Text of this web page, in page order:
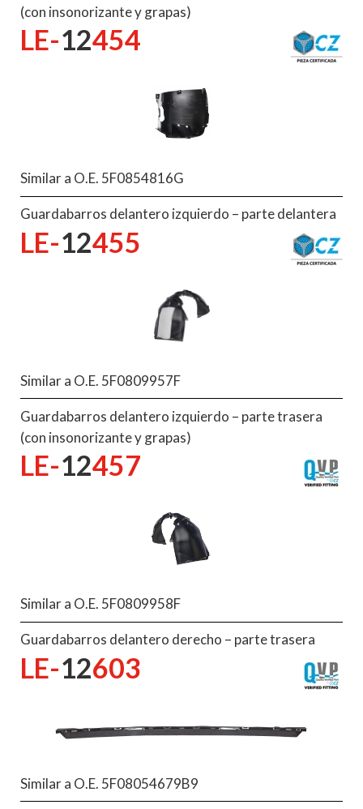
(con insonorizante y grapas)
LE-12454
Similar a O.E. 5F0854816G
Guardabarros delantero izquierdo – parte delantera
LE-12455
Similar a O.E. 5F0809957F
Guardabarros delantero izquierdo – parte trasera
(con insonorizante y grapas)
LE-12457
Similar a O.E. 5F0809958F
Guardabarros delantero derecho – parte trasera
LE-12603
Similar a O.E. 5F08054679B9